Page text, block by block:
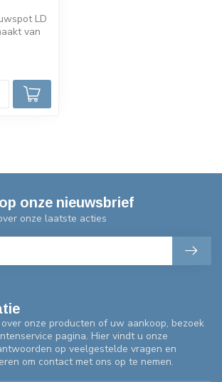
LD
van
onze producten of uw aankoop, bezoek
pagina. Hier vindt u onze
op veelgestelde vragen en
om contact met ons op te nemen.
onze nieuwsbrief
onze laatste acties